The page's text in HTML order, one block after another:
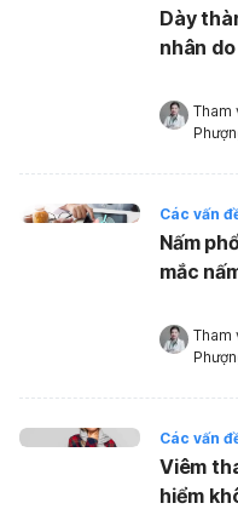
Dày
nhân
Tham
Các vấn
Nấm
mắc
Tham
Các vấn
Viêm
hiểm